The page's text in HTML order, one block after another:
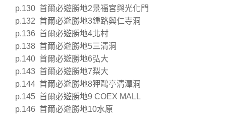
p.130 首爾必遊勝地2景福宮與光化門
p.132 首爾必遊勝地3鍾路與仁寺洞
p.136 首爾必遊勝地4北村
p.138 首爾必遊勝地5三清洞
p.140 首爾必遊勝地6弘大
p.143 首爾必遊勝地7梨大
p.144 首爾必遊勝地8狎鷗亭清潭洞
p.145 首爾必遊勝地9 COEX MALL
p.146 首爾必遊勝地10水原